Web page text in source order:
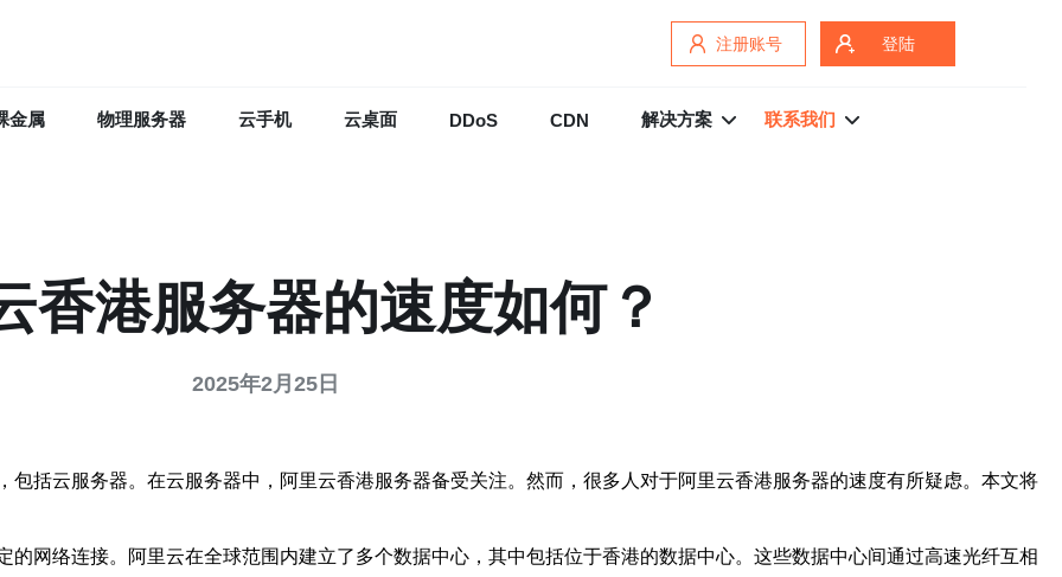
注册账号 登陆
金属 物理服务器 云手机 云桌面 DDoS CDN 解决方案 联系我们
香港服务器的速度如何？
2025年2月25日
括云服务器。在云服务器中，阿里云香港服务器备受关注。然而，很多人对于阿里云香港服务器的速度有所疑虑。本文将
网络连接。阿里云在全球范围内建立了多个数据中心，其中包括位于香港的数据中心。这些数据中心间通过高速光纤互相